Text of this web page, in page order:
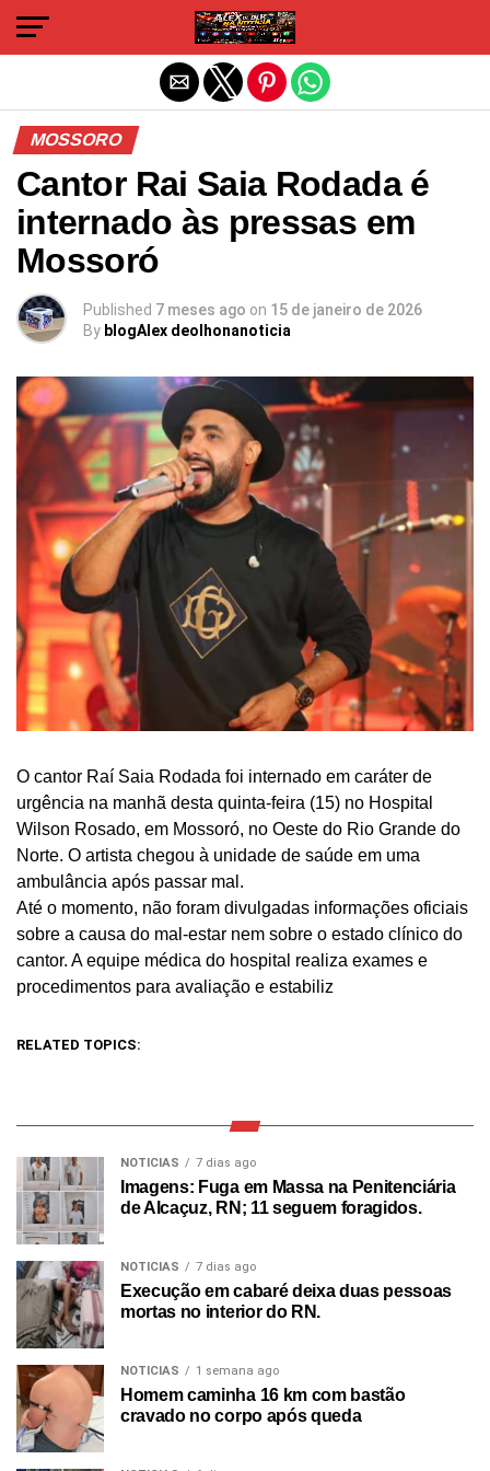
MOSSORO
Cantor Rai Saia Rodada é
internado às pressas em
Mossoró
Published 7 meses ago on 15 de janeiro de 2026
By blogAlex deolhonanoticia
O cantor Raí Saia Rodada foi internado em caráter de
urgência na manhã desta quinta-feira (15) no Hospital
Wilson Rosado, em Mossoró, no Oeste do Rio Grande do
Norte. O artista chegou à unidade de saúde em uma
ambulância após passar mal.
Até o momento, não foram divulgadas informações oficiais
sobre a causa do mal-estar nem sobre o estado clínico do
cantor. A equipe médica do hospital realiza exames e
procedimentos para avaliação e estabiliz
RELATED TOPICS:
NOTICIAS 7 dias ago
Imagens: Fuga em Massa na Penitenciária
de Alcaçuz, RN; 11 seguem foragidos.
NOTICIAS 7 dias ago
Execução em cabaré deixa duas pessoas
mortas no interior do RN.
NOTICIAS 1 semana ago
Homem caminha 16 km com bastão
cravado no corpo após queda
Sair da versão mobile